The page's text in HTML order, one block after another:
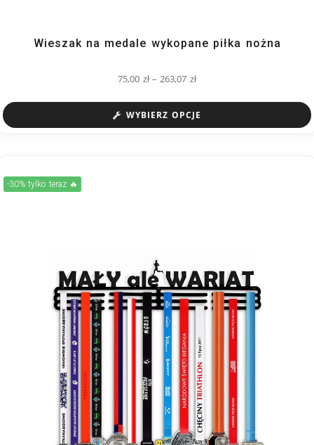
Wieszak na medale wykopane piłka nożna
75,00 zł – 263,07 zł
WYBIERZ OPCJE
-30% tylko teraz 🔥